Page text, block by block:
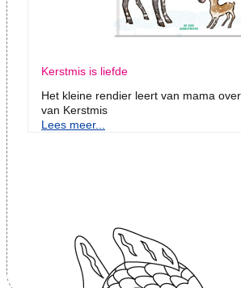
Kerstmis is liefde
Het kleine rendier leert van mama
van Kerstmis
Lees meer...